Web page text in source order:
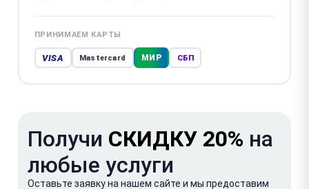
ПРИНИМАЕМ КАРТЫ
VISA Mastercard МИР СБП
Получи СКИДКУ 20% на
любые услуги
Оставьте заявку на нашем сайте и мы предоставим